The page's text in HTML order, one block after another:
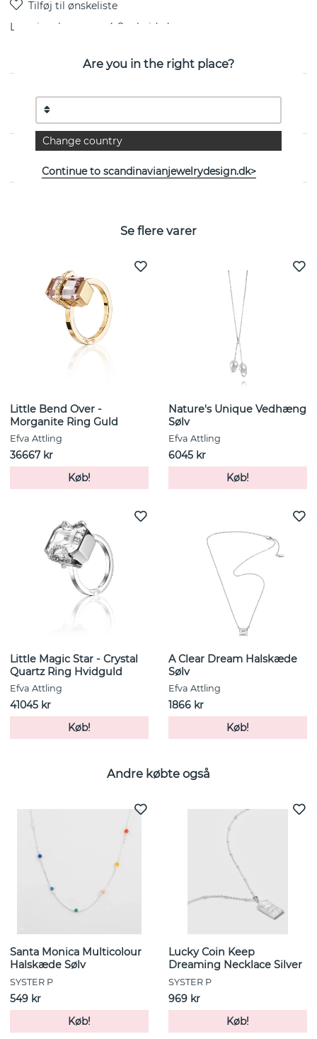
Levering: lagervare 4-8 arbejdsdage
Love Bead Sølv-Green Quartz er en halskæde i
sterlingsølv fra svenske Efva Attling
EGENSKABER
Se flere varer
Little Bend Over -
Morganite Ring Guld
Efva Attling
36667 kr
Køb!
Nature's Unique Vedhæng
Sølv
Efva Attling
6045 kr
Køb!
Little Magic Star - Crystal
Quartz Ring Hvidguld
Efva Attling
41045 kr
Køb!
A Clear Dream Halskæde
Sølv
Efva Attling
1866 kr
Køb!
Andre købte også
Santa Monica Multicolour
Halskæde Sølv
SYSTER P
549 kr
Køb!
Lucky Coin Keep
Dreaming Necklace Silver
SYSTER P
969 kr
Køb!
Are you in the right place?
Change country
Continue to scandinavianjewelrydesign.dk>